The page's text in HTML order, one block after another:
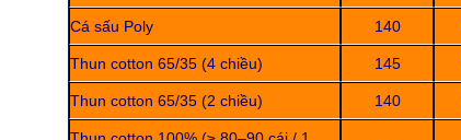
Cá sấu Poly 140
Thun cotton 65/35 (4 chiều) 145
Thun cotton 65/35 (2 chiều) 140